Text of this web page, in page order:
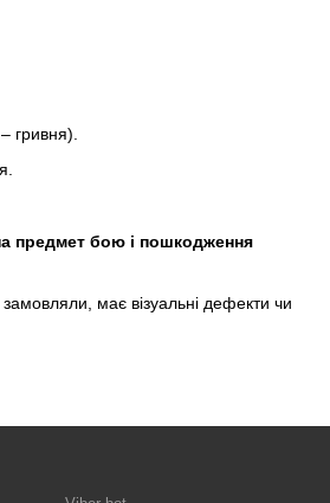
гривня).
предмет бою і пошкодження
має візуальні дефекти чи